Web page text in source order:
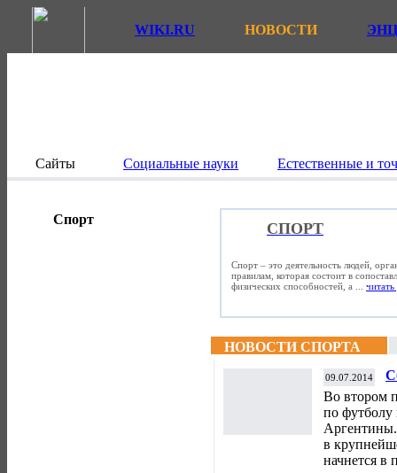
WIKI.RU НОВОСТИ
Сайты Социальные науки Естественные и
Спорт
СПОРТ
Спорт – это деятельность людей,
правилам, которая состоит в
физических способностей, а ... читать
НОВОСТИ СПОРТА
09.07.2014
Во втором
по футболу
в
начнется в